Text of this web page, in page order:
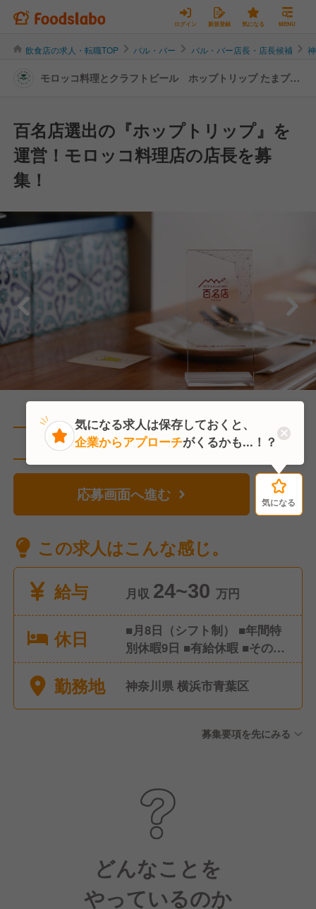
ログイン 新規登録 気になる MENU
飲食店の求人・転職TOP バル・バー バル・バー店長・店長候補
モロッコ料理とクラフトビール ホップトリップ たまプラ
百名店選出の『ホップトリップ』を
運営！モロッコ料理店の店長を募
集！
直近1人がこの求人を検討中
応募画面へ進む 気になる
この求人はこんな感じ。
給与
月収 24~30 万円
休日
■月8日（シフト制） ■年間特
別休暇9日 ■有給休暇 ■その他
特別休暇など ※年間休日105日
勤務地 神奈川県 横浜市青葉区
募集要項を先にみる
どんなことを
やっているのか
気になる
気になる求人は保存しておくと、
企業からアプローチがくるかも...！？